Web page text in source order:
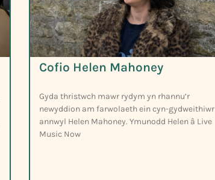
Cofio Helen Mahoney
Gyda thristwch mawr rydym yn rhannu’r
newyddion am farwolaeth ein cyn-gydweithiwr
annwyl Helen Mahoney. Ymunodd Helen â Live
Music Now